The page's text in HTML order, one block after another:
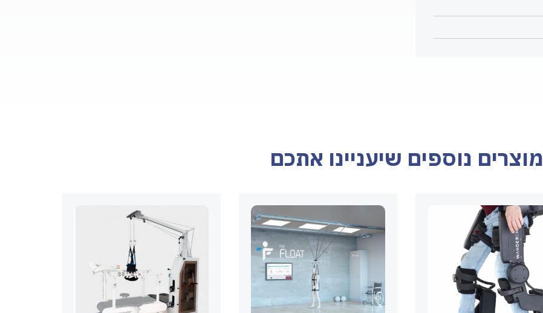
מוצרים נוספים שיעניינו אתכם